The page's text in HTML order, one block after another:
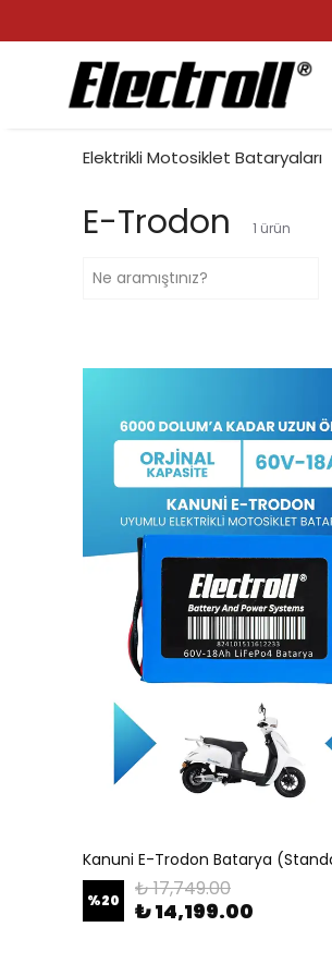
Elektrikli Motosiklet Bataryaları
E-Trodon 1 ürün
%20 ₺ 17,749.00
₺ 14,199.00